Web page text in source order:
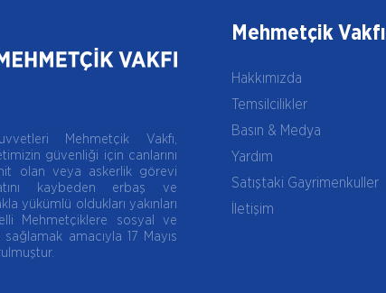
Mehmetçik Vakfı,
güvenliği için canlarını
olan veya askerlik görevi
kaybeden erbaş ve
yükümlü oldukları yakınları
Mehmetçiklere sosyal ve
amacıyla 17 Mayıs
Mehmetçik Vakfı
Hakkımızda
Temsilcilikler
Basın & Medya
Yardım
Satıştaki Gayrimenkuller
İletişim